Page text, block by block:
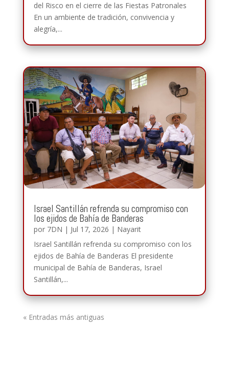
del Risco en el cierre de las Fiestas Patronales
En un ambiente de tradición, convivencia y
alegría,...
Israel Santillán refrenda su compromiso con
los ejidos de Bahía de Banderas
por 7DN | Jul 17, 2026 | Nayarit
Israel Santillán refrenda su compromiso con los
ejidos de Bahía de Banderas El presidente
municipal de Bahía de Banderas, Israel
Santillán,...
« Entradas más antiguas